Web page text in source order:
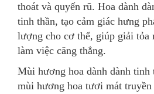
thoát và quyến rũ. Hoa dành
tinh thần, tạo cảm giác hưng
lượng cho cơ thể, giúp giải tỏa
làm việc căng thẳng.
Mùi hương hoa dành dành tinh
mùi hương hoa tươi mát